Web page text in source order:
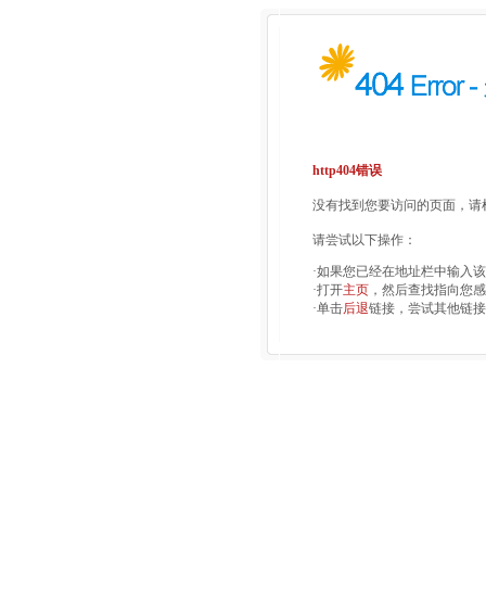
http404错误
没有找到您要访问的页面，
请尝试以下操作：
·如果您已经在地址栏中输入
·打开主页 ，然后查找指向您
·单击后退链接，尝试其他链